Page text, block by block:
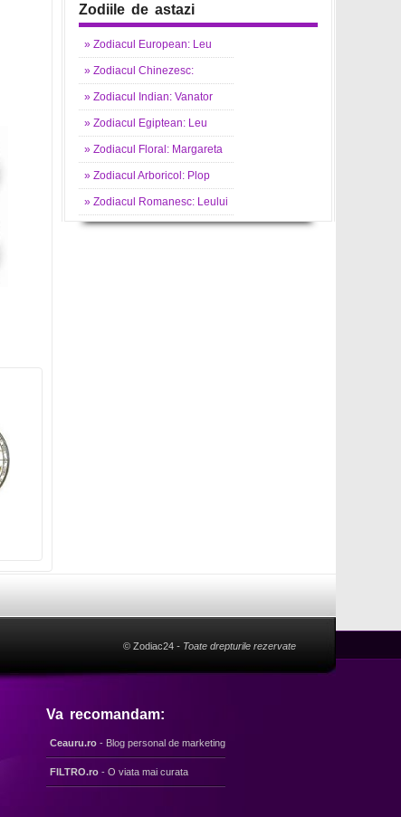
Zodiile de astazi
» Zodiacul European: Leu
» Zodiacul Chinezesc:
» Zodiacul Indian: Vanator
» Zodiacul Egiptean: Leu
» Zodiacul Floral: Margareta
» Zodiacul Arboricol: Plop
» Zodiacul Romanesc: Leului
© Zodiac24 - Toate drepturile rezervate
Va recomandam:
Ceauru.ro - Blog personal de marketing
FILTRO.ro - O viata mai curata